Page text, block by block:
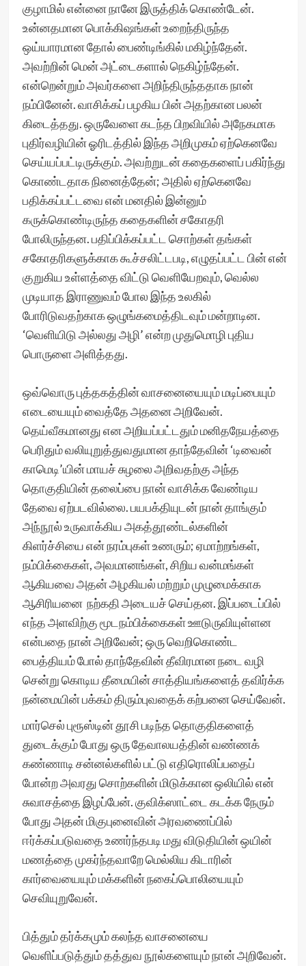
குழாமில் என்னை நானே இருத்திக் கொண்டேன்.
உன்னதமான பொக்கிஷங்கள் உறைந்திருந்த
ஒய்யாரமான தோல் பைண்டிங்கில் மகிழ்ந்தேன்.
அவற்றின் மென் அட்டைகளால் நெகிழ்ந்தேன்.
என்றென்றும் அவர்களை அறிந்திருந்ததாக நான்
நம்பினேன். வாசிக்கப் பழகிய பின் அதற்கான பலன்
கிடைத்தது. ஒருவேளை கடந்த பிறவியில் அநேகமாக
புதிர்வழியின் ஓரிடத்தில் இந்த அறிமுகம் ஏற்கெனவே
செய்யப்பட்டிருக்கும். அவற்றுடன் கதைகளைப் பகிர்ந்து
கொண்டதாக நினைத்தேன்; அதில் ஏற்கெனவே
பதிக்கப்பட்டவை என் மனதில் இன்னும்
கருக்கொண்டிருந்த கதைகளின் சகோதரி
போலிருந்தன. பதிப்பிக்கப்பட்ட சொற்கள் தங்கள்
சகோதரிகளுக்காக கூச்சலிட்டபடி, எழுதப்பட்ட பின் என்
குறுகிய உள்ளத்தை விட்டு வெளியேறவும், வெல்ல
முடியாத இராணுவம் போல இந்த உலகில்
போரிடுவதற்காக ஒழுங்கமைத்திடவும் மன்றாடின.
‘வெளியிடு அல்லது அழி’ என்ற முதுமொழி புதிய
பொருளை அளித்தது.
ஒவ்வொரு புத்தகத்தின் வாசனையையும் மடிப்பையும்
எடையையும் வைத்தே அதனை அறிவேன்.
தெய்வீகமானது என அறியப்பட்டதும் மனிதநேயத்தை
பெரிதும் வலியுறுத்துவதுமான தாந்தேவின் ‘டிவைன்
காமெடி’யின் மாயச் சுழலை அறிவதற்கு அந்த
தொகுதியின் தலைப்பை நான் வாசிக்க வேண்டிய
தேவை ஏற்படவில்லை. பயபக்தியுடன் நான் தாங்கும்
அந்நூல் உருவாக்கிய அகத்தூண்டல்களின்
கிளர்ச்சியை என் நரம்புகள் உணரும்; ஏமாற்றங்கள்,
நம்பிக்கைகள், அவமானங்கள், சிறிய வன்மங்கள்
ஆகியவை அதன் அழகியல் மற்றும் முழுமைக்காக
ஆசிரியனை நற்கதி அடையச் செய்தன. இப்படைப்பில்
எந்த அளவிற்கு மூடநம்பிக்கைகள் ஊடுருவியுள்ளன
என்பதை நான் அறிவேன்; ஒரு வெறிகொண்ட
பைத்தியம் போல் தாந்தேவின் தீவிரமான நடை வழி
சென்று கொடிய தீமையின் சாத்தியங்களைத் தவிர்க்க
நன்மையின் பக்கம் திரும்புவதைக் கற்பனை செய்வேன்.
மார்செல் புரூஸ்டின் தூசி படிந்த தொகுதிகளைத்
துடைக்கும் போது ஒரு தேவாலயத்தின் வண்ணக்
கண்ணாடி சன்னல்களில் பட்டு எதிரொலிப்பதைப்
போன்ற அவரது சொற்களின் மிடுக்கான ஒலியில் என்
சுவாசத்தை இழப்பேன். குவிக்ஸாட்டை கடக்க நேரும்
போது அதன் மிகுபுனைவின் அரவணைப்பில்
ஈர்க்கப்படுவதை உணர்ந்தபடி மது விடுதியின் ஒயின்
மணத்தை முகர்ந்தவாறே மெல்லிய கிடாரின்
கார்வையையும் மக்களின் நகைப்பொலியையும்
செவியுறுவேன்.
பித்தும் தர்க்கமும் கலந்த வாசனையை
வெளிப்படுத்தும் தத்துவ நூல்களையும் நான் அறிவேன்.